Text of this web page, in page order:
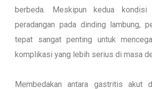
berbeda. Meskipun kedua kondisi
peradangan pada dinding lambung,
tepat sangat penting untuk
komplikasi yang lebih serius di masa
Membedakan antara gastritis akut